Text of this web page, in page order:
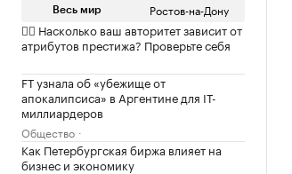
Весь мир Ростов-на-Дону
✍🏻 Насколько ваш авторитет зависит от
атрибутов престижа? Проверьте себя
FT узнала об «убежище от
апокалипсиса» в Аргентине для IT-
миллиардеров
Общество
Как Петербургская биржа влияет на
бизнес и экономику